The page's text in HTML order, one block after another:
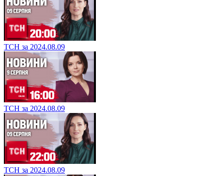
ТСН за 2024.08.09
ТСН за 2024.08.09
ТСН за 2024.08.09